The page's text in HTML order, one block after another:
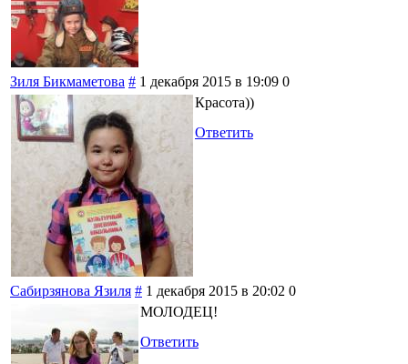
Зиля Бикмаметова # 1 декабря 2015 в 19:09 0
Красота))
Ответить
Сабирзянова Язиля # 1 декабря 2015 в 20:02 0
МОЛОДЕЦ!
Ответить